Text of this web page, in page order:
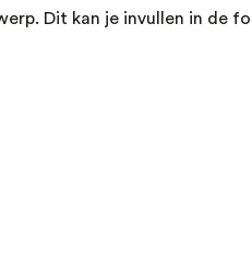
Dit kan je invullen in de